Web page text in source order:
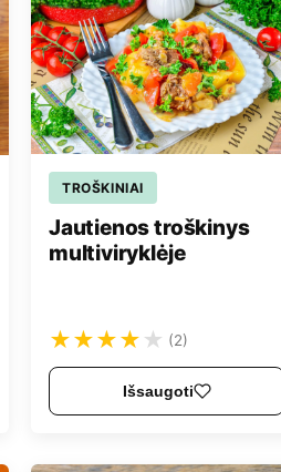
TROŠKINIAI
Jautienos troškinys
multiviryklėje
★★★★ ★ (2)
Išsaugoti